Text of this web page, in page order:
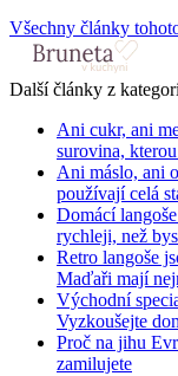
Všechny články
Další články z
Ani cukr, ani
surovina,
Ani máslo, ani
používají celá
Domácí
rychleji, než
Retro langoše
Maďaři mají
Východní
Vyzkoušejte
Proč na jihu
zamilujete